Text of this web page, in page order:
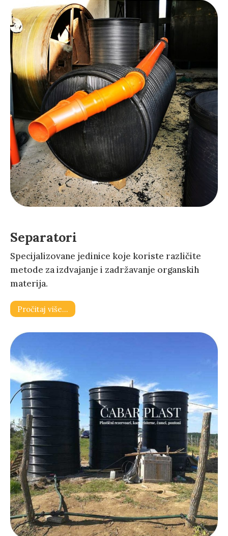
Separatori
Specijalizovane jedinice koje koriste različite
metode za izdvajanje i zadržavanje organskih
materija.
Pročitaj više…